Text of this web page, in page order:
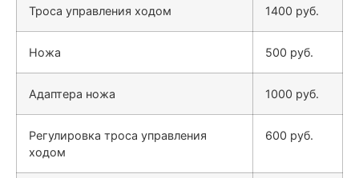
Троса управления ходом 1400 руб.
Ножа 500 руб.
Адаптера ножа 1000 руб.
Регулировка троса управления
ходом
600 руб.